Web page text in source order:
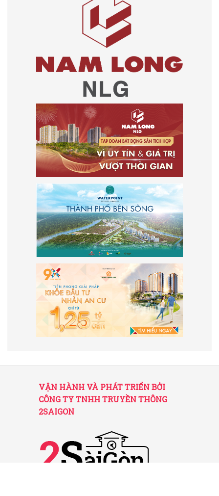
VẬN HÀNH VÀ PHÁT TRIỂN BỞI
CÔNG TY TNHH TRUYỀN THÔNG
2SAIGON